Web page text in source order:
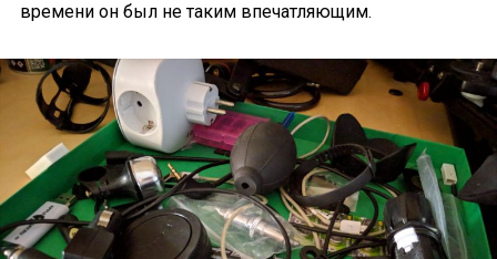
времени он был не таким впечатляющим.